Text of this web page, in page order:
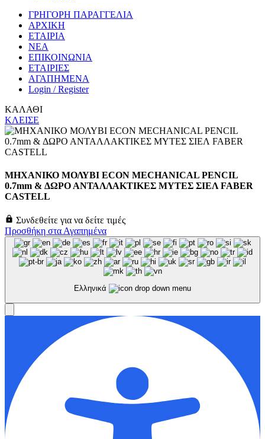
ΓΡΗΓΟΡΗ ΠΑΡΑΓΓΕΛΙΑ
ΑΡΧΙΚΗ
ΕΤΑΙΡΙΑ
ΝΕΑ
ΕΠΙΚΟΙΝΩΝΙΑ
ΕΤΑΙΡΙΕΣ
ΑΓΑΠΗΜΕΝΑ
Login / Register
ΚΑΛΑΘΙ
ΚΛΕΙΣΕ
ΜΗΧΑΝΙΚΟ ΜΟΛΥΒΙ ECON MECHANICAL PENCIL
0.7mm & ΔΩΡΟ ΑΝΤΑΛΛΑΚΤΙΚΕΣ ΜΥΤΕΣ ΣΙΕΛ FABER
CASTELL
Συνδεθείτε για να δείτε τιμές
Προσθήκη στα Αγαπημένα
Ελληνικά